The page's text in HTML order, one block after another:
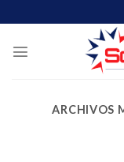
to
content
ARCHIVOS